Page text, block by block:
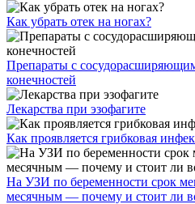
Как убрать отек на ногах?
Препараты с
конечностей
Лекарства при эзофагите
Как проявляется грибковая
На УЗИ по беременности срок
месячным — почему и стоит ли